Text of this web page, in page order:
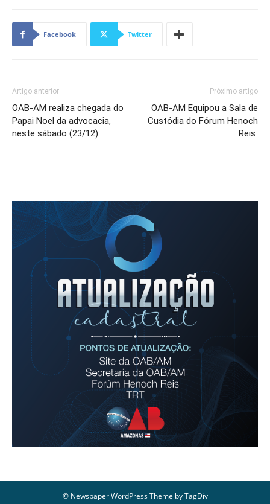
Facebook Twitter
Artigo anterior
OAB-AM realiza chegada do
Papai Noel da advocacia,
neste sábado (23/12)
Próximo artigo
OAB-AM Equipou a Sala de
Custódia do Fórum Henoch
Reis
© Newspaper WordPress Theme by TagDiv